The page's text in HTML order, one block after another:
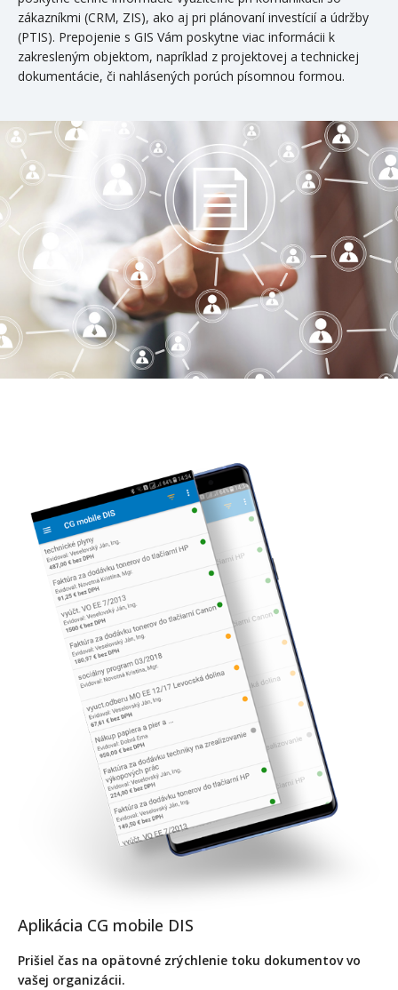
zákazníkmi (CRM, ZIS), ako aj pri plánovaní investícií a údržby
(PTIS). Prepojenie s GIS Vám poskytne viac informácii k
zakresleným objektom, napríklad z projektovej a technickej
dokumentácie, či nahlásených porúch písomnou formou.
Aplikácia CG mobile DIS
Prišiel čas na opätovné zrýchlenie toku dokumentov vo
vašej organizácii.